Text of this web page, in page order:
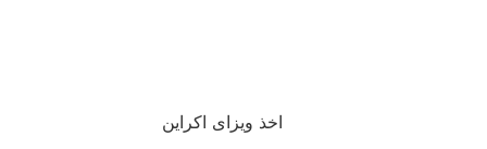
اخذ ویزای اکراین